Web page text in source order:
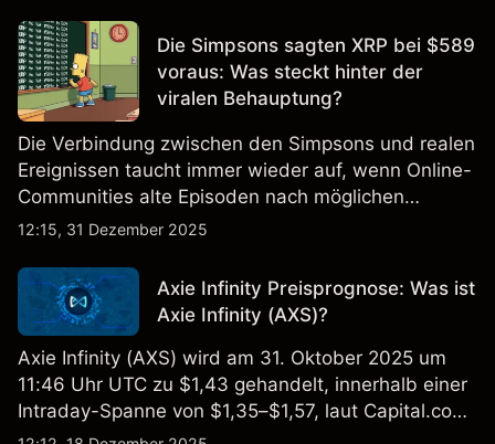
Risikostimmung.
Die Simpsons sagten XRP bei $589
voraus: Was steckt hinter der
viralen Behauptung?
Die Verbindung zwischen den Simpsons und realen
Ereignissen taucht immer wieder auf, wenn Online-
Communities alte Episoden nach möglichen
Hinweisen oder Zufällen durchsuchen. XRP wurde
einige Zuschauer fragen lässt, ob die Serie jemals
auf ein bestimmtes Preisniveau hingedeutet hat.
12:15, 31 Dezember 2025
Axie Infinity Preisprognose: Was ist
Axie Infinity (AXS)?
Axie Infinity (AXS) wird am 31. Oktober 2025 um
11:46 Uhr UTC zu $1,43 gehandelt, innerhalb einer
Intraday-Spanne von $1,35–$1,57, laut Capital.com
Preisfeed.